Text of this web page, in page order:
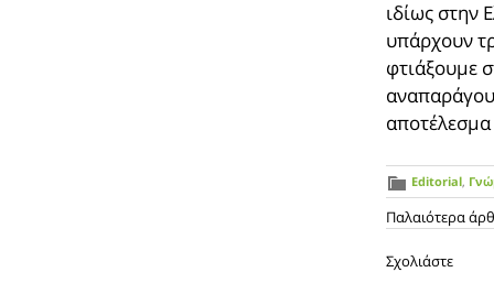
ιδίως στην
υπάρχουν
φτιάξουμε
αποτέλεσμα
Editorial,
Παλαιότερα
Σχολιάστε